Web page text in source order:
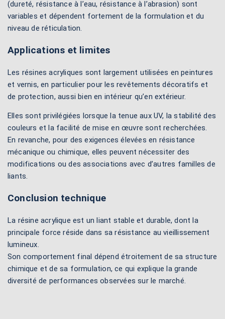
(dureté, résistance à l’eau, résistance à l’abrasion) sont
variables et dépendent fortement de la formulation et du
niveau de réticulation.
Applications et limites
Les résines acryliques sont largement utilisées en peintures
et vernis, en particulier pour les revêtements décoratifs et
de protection, aussi bien en intérieur qu’en extérieur.
Elles sont privilégiées lorsque la tenue aux UV, la stabilité des
couleurs et la facilité de mise en œuvre sont recherchées.
En revanche, pour des exigences élevées en résistance
mécanique ou chimique, elles peuvent nécessiter des
modifications ou des associations avec d’autres familles de
liants.
Conclusion technique
La résine acrylique est un liant stable et durable, dont la
principale force réside dans sa résistance au vieillissement
lumineux.
Son comportement final dépend étroitement de sa structure
chimique et de sa formulation, ce qui explique la grande
diversité de performances observées sur le marché.